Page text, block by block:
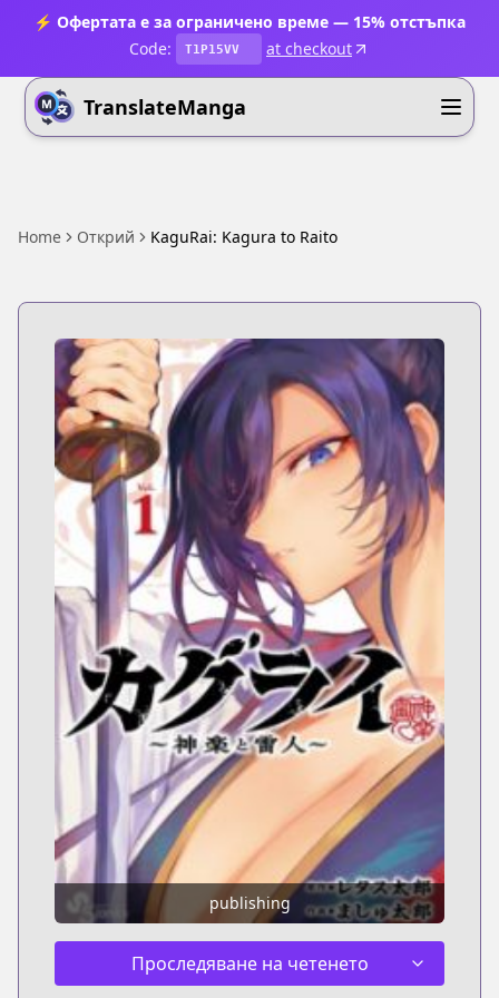
⚡ Офертата е за ограничено време — 15% отстъпка
Code:
T1P15VV at checkout
TranslateManga
Home Открий KaguRai: Kagura to Raito
publishing
Проследяване на четенето